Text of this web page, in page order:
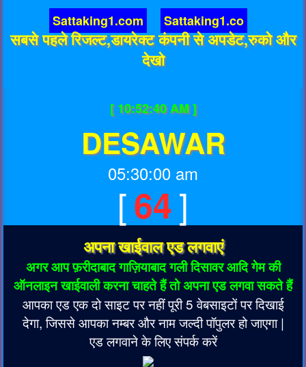
Sattaking1.com
Sattaking1.co
सबसे पहले रिजल्ट,डायरेक्ट कंपनी से अपडेट,रुको और
देखो
[ 10:52:40 AM ]
DESAWAR
05:30:00 am
[64]
अपना खाईवाल एड लगवाएं
अगर आप फ़रीदाबाद गाज़ियाबाद गली दिसावर आदि गेम की
ऑनलाइन खाईवाली करना चाहते हैं तो अपना एड लगवा सकते हैं
आपका एड एक दो साइट पर नहीं पूरी 5 वेबसाइटों पर दिखाई
देगा, जिससे आपका नम्बर और नाम जल्दी पॉपुलर हो जाएगा |
एड लगवाने के लिए संपर्क करें